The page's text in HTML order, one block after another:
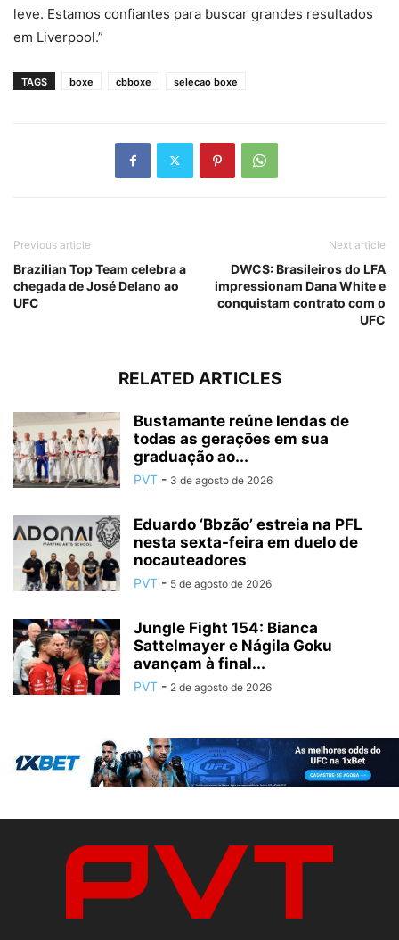
leve. Estamos confiantes para buscar grandes resultados
em Liverpool.”
TAGS boxe cbboxe selecao boxe
Previous article
Brazilian Top Team celebra a
chegada de José Delano ao
UFC
Next article
DWCS: Brasileiros do LFA
impressionam Dana White e
conquistam contrato com o
UFC
RELATED ARTICLES
Bustamante reúne lendas de
todas as gerações em sua
graduação ao...
PVT - 3 de agosto de 2026
Eduardo ‘Bbzão’ estreia na PFL
nesta sexta-feira em duelo de
nocauteadores
PVT - 5 de agosto de 2026
Jungle Fight 154: Bianca
Sattelmayer e Nágila Goku
avançam à final...
PVT - 2 de agosto de 2026